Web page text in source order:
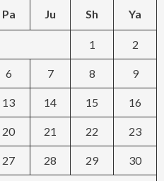
Pa Ju Sh Ya
1 2
6 7 8 9
13 14 15 16
20 21 22 23
27 28 29 30